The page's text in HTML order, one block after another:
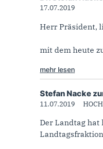
17.07.2019
Herr Präsident,
mit dem heute
mehr lesen
Stefan Nacke
11.07.2019
Der Landtag hat